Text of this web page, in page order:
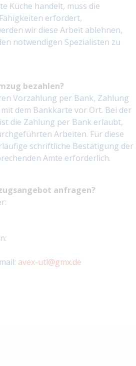
Küche handelt, muss die
erfordert,
wir diese Arbeit ablehnen,
notwendigen Spezialisten zu
bezahlen?
Vorzahlung per Bank, Zahlung
dem Bankkarte vor Ort. Bei der
die Zahlung per Bank erlaubt,
Arbeiten. Für diese
schriftliche Bestätigung der
Amte erforderlich.
anfragen?
avex-utl@gmx.de